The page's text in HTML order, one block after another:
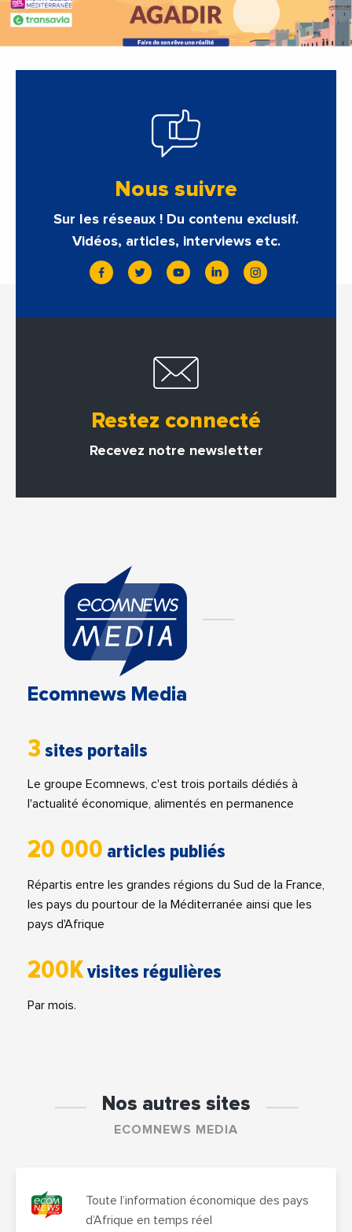
Nous suivre
Sur les réseaux ! Du contenu exclusif.
Vidéos, articles, interviews etc.
Restez connecté
Recevez notre newsletter
Ecomnews Media
3 sites portails
Le groupe Ecomnews, c'est trois portails dédiés à
l'actualité économique, alimentés en permanence
20 000 articles publiés
Répartis entre les grandes régions du Sud de la France,
les pays du pourtour de la Méditerranée ainsi que les
pays d'Afrique
200Kvisites régulières
Par mois.
Nos autres sites
ECOMNEWS MEDIA
Toute l’information économique des pays
d’Afrique en temps réel